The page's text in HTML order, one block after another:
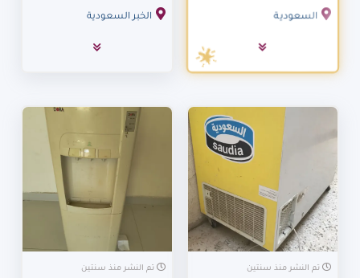
السعودية الخبر السعودية
تم النشر منذ سنتين تم النشر منذ سنتين